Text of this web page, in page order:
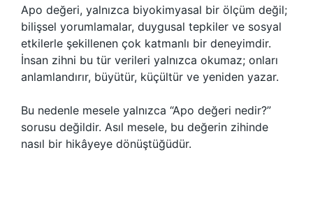
Apo değeri, yalnızca biyokimyasal bir ölçüm değil;
bilişsel yorumlamalar, duygusal tepkiler ve sosyal
etkilerle şekillenen çok katmanlı bir deneyimdir.
İnsan zihni bu tür verileri yalnızca okumaz; onları
anlamlandırır, büyütür, küçültür ve yeniden yazar.
Bu nedenle mesele yalnızca “Apo değeri nedir?”
sorusu değildir. Asıl mesele, bu değerin zihinde
nasıl bir hikâyeye dönüştüğüdür.